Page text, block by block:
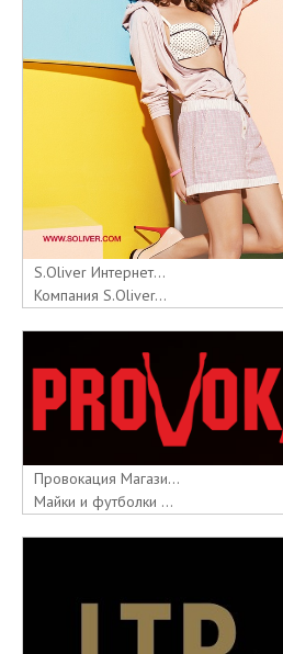
S.Oliver Интернет...
Компания S.Oliver...
Провокация Магази...
Майки и футболки ...